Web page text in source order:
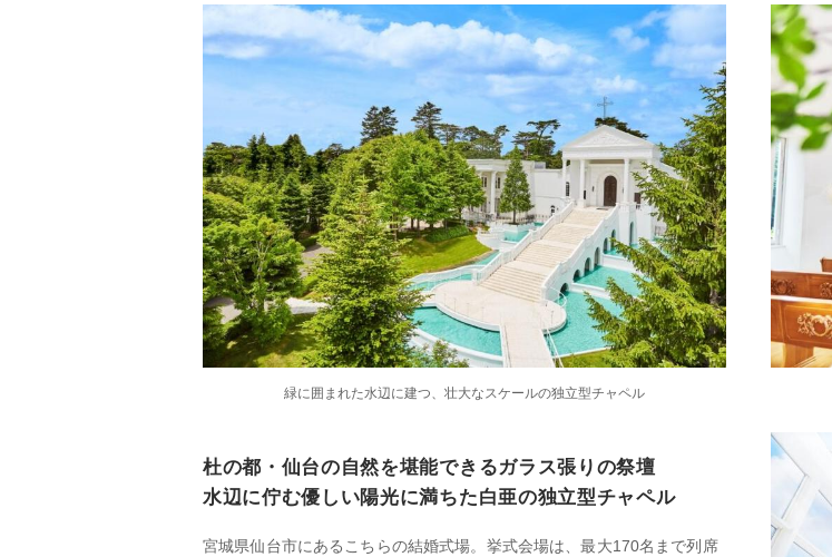
緑に囲まれた水辺に建つ、壮大なスケールの独立型チャペル
杜の都・仙台の自然を堪能できるガラス張りの祭壇
水辺に佇む優しい陽光に満ちた白亜の独立型チャペル
宮城県仙台市にあるこちらの結婚式場。挙式会場は、最大170名まで列席